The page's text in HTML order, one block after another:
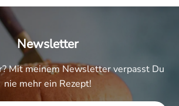
Newsletter
Mit meinem Newsletter verpasst Du
nie mehr ein Rezept!